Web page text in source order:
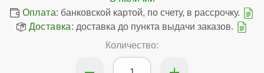
Оплата: банковской картой, по счету, в рассрочку.
Доставка: доставка до пункта выдачи заказов.
Количество: